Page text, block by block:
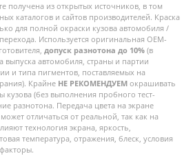
получена из открытых источников, в том
каталогов и сайтов производителей. Краска
для полной окраски кузова автомобиля /
Используется оригинальная OEM-
допуск разнотона до 10% (в
выпуска автомобиля, страны и партии
и типа пигментов, поставляемых на
Крайне НЕ РЕКОМЕНДУЕМ окрашивать
кузова (без выполнения пробного тест-
разнотона. Передача цвета на экране
отличаться от реальной, так как на
технология экрана, яркость,
температура, отражения, блеск, условия